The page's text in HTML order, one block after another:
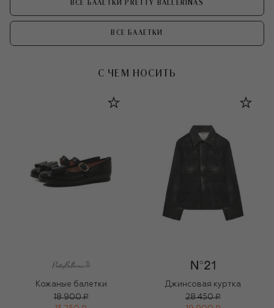
ВСЕ БАЛЕТКИ PRETTY BALLERINAS
ВСЕ БАЛЕТКИ
С ЧЕМ НОСИТЬ
Кожаные балетки
18 900 ₽
Джинсовая куртка
28 450 ₽